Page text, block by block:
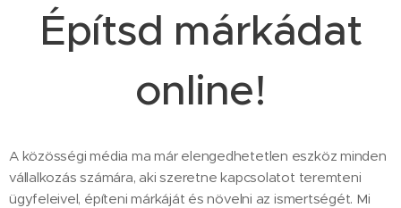
Építsd márkádat
online!
A közösségi média ma már elengedhetetlen eszköz minden
vállalkozás számára, aki szeretne kapcsolatot teremteni
ügyfeleivel, építeni márkáját és növelni az ismertségét. Mi